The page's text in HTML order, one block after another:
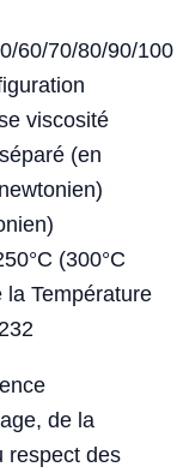
60/70/80/90/100
viscosité
(en
(300°C
Température
de la
respect des